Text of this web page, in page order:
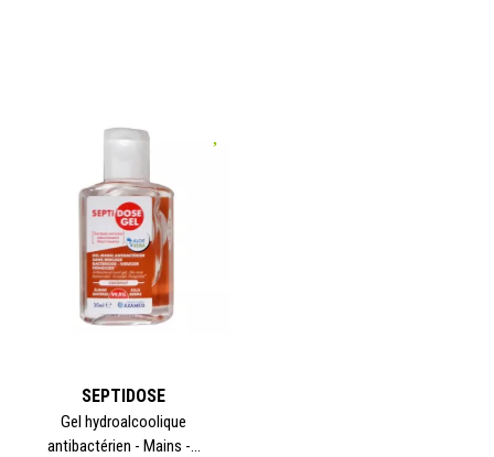
SEPTIDOSE
Gel hydroalcoolique
antibactérien - Mains -...